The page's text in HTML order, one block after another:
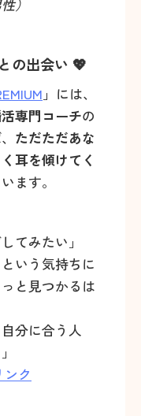
）
の出会い 💖
」には、
専門コーチの
ただただあな
耳を傾けてく
ます。
てみたい」
いう気持ちに
と見つかるは
分に合う人
ク